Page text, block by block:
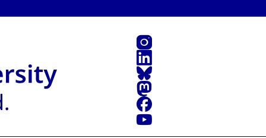
Instagram
LinkedIn
Bluesky
Mastodon
Facebook
Youtube